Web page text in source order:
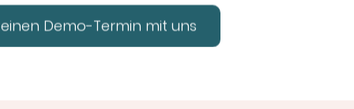
Demo-Termin mit uns